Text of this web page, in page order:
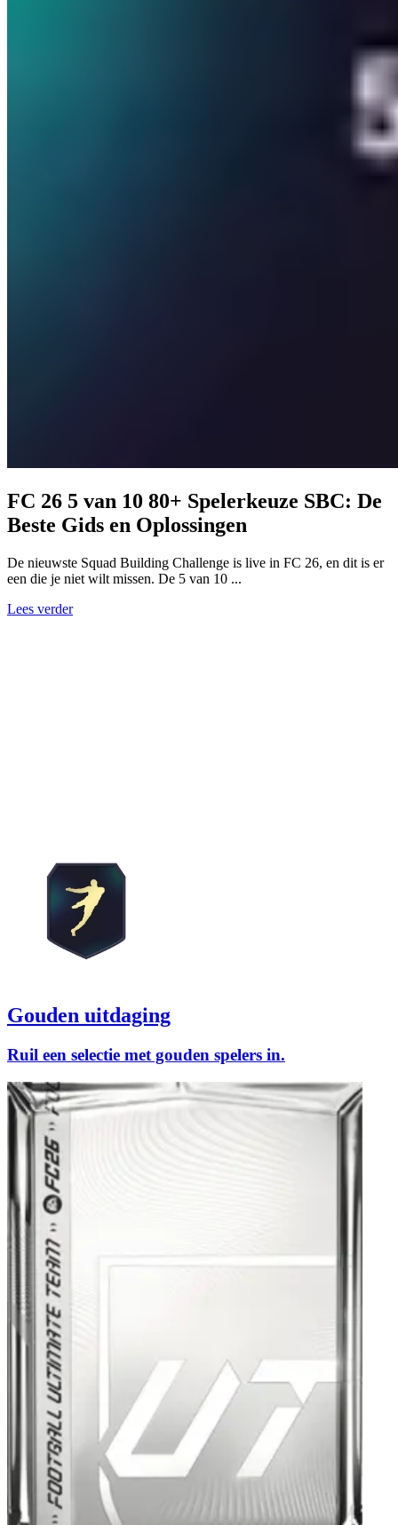
FC 26 5 van 10 80+ Spelerkeuze SBC: De
Beste Gids en Oplossingen
De nieuwste Squad Building Challenge is live in FC 26, en dit is er
een die je niet wilt missen. De 5 van 10 ...
Lees verder
Gouden uitdaging
Ruil een selectie met gouden spelers in.